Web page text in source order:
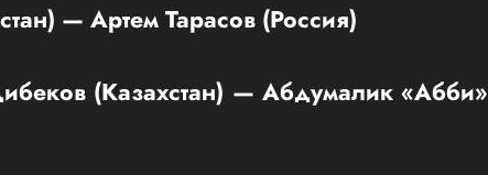
— Артем Тарасов (Россия)
(Казахстан) — Абдумалик «Абби»